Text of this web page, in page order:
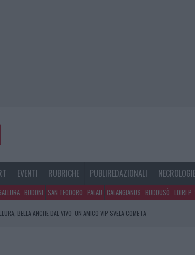
EVENTI RUBRICHE PUBLIREDAZIONALI
BUDONI SAN TEODORO PALAU CALANGIANUS BUDDUSÒ LOIRI P.
BELLA ANCHE DAL VIVO: UN AMICO VIP SVELA COME FA